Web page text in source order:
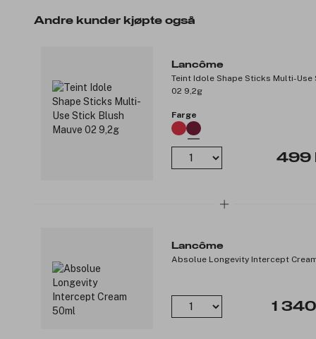
Andre kunder kjøpte også
Lancôme
Teint Idole Shape Sticks Multi-Use
02 9,2g
Farge
499
Lancôme
Absolue Longevity Intercept
1